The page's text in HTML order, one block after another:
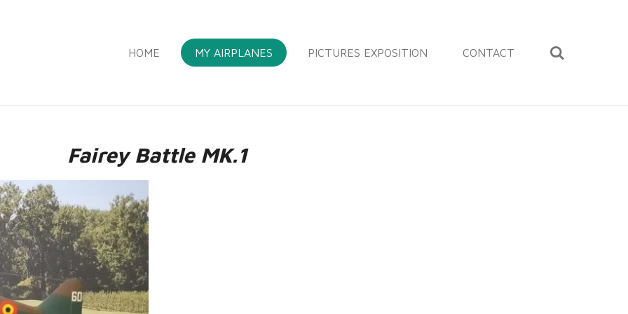
HOME MY AIRPLANES PICTURES EXPOSITION CONTACT
Fairey Battle MK.1